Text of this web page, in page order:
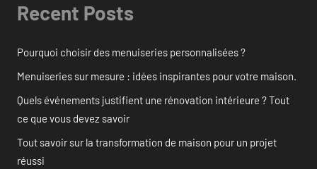
Recent Posts
Pourquoi choisir des menuiseries personnalisées ?
Menuiseries sur mesure : idées inspirantes pour votre maison.
Quels événements justifient une rénovation intérieure ? Tout
ce que vous devez savoir
Tout savoir sur la transformation de maison pour un projet
réussi